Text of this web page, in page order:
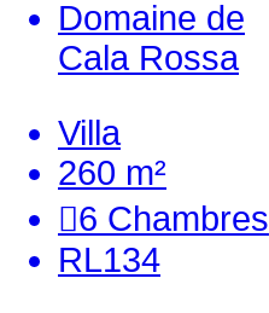
Domaine de
Cala Rossa
Villa
260 m²
6 Chambres
RL134